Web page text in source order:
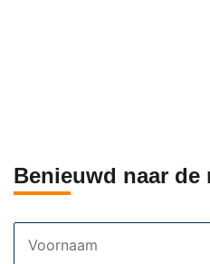
Benieuwd naar